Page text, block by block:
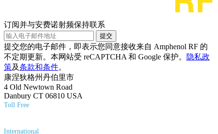
订阅并与安费诺射频保持联系
提交
提交您的电子邮件，即表示您同意接收来自 Amphenol RF 的
不定期更新。本网站受 reCAPTCHA 和 Google 保护。
隐私政
策及条款和条件。
康涅狄格州丹伯里市
4 Old Newtown Road
Danbury CT 06810 USA
Toll Free
International